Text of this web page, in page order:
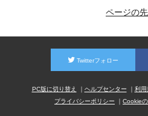
ページの
Twitterフォロー
PC版に切り替え ヘルプセンター 利用
プライバシーポリシー
Cookie